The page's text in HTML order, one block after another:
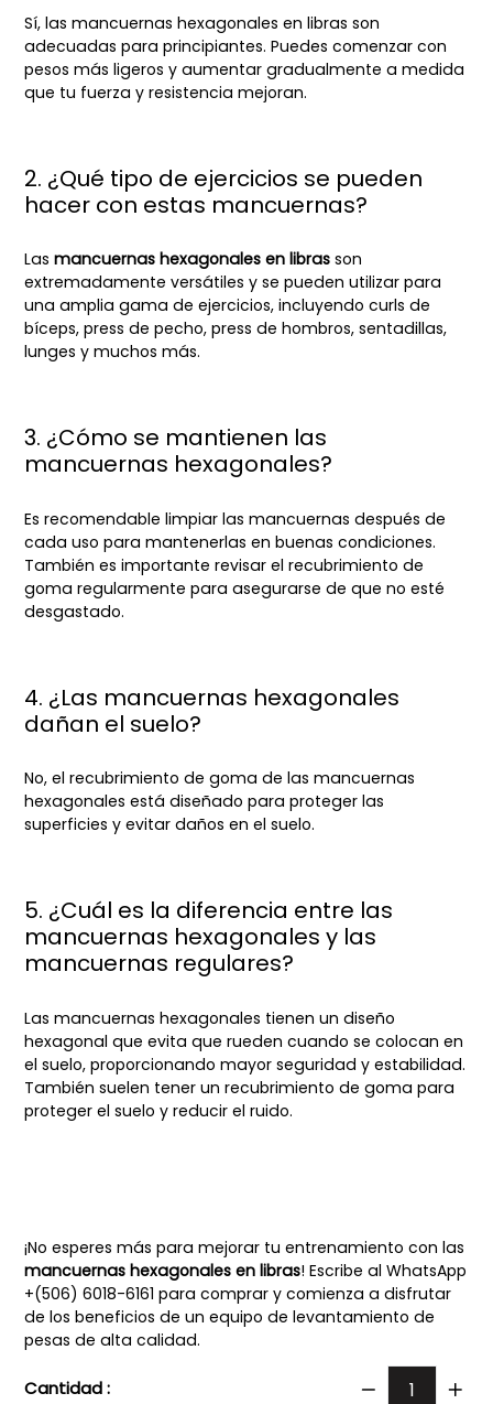
Sí, las mancuernas hexagonales en libras son
adecuadas para principiantes. Puedes comenzar con
pesos más ligeros y aumentar gradualmente a medida
que tu fuerza y resistencia mejoran.
2. ¿Qué tipo de ejercicios se pueden
hacer con estas mancuernas?
Las mancuernas hexagonales en libras son
extremadamente versátiles y se pueden utilizar para
una amplia gama de ejercicios, incluyendo curls de
bíceps, press de pecho, press de hombros, sentadillas,
lunges y muchos más.
3. ¿Cómo se mantienen las
mancuernas hexagonales?
Es recomendable limpiar las mancuernas después de
cada uso para mantenerlas en buenas condiciones.
También es importante revisar el recubrimiento de
goma regularmente para asegurarse de que no esté
desgastado.
4. ¿Las mancuernas hexagonales
dañan el suelo?
No, el recubrimiento de goma de las mancuernas
hexagonales está diseñado para proteger las
superficies y evitar daños en el suelo.
5. ¿Cuál es la diferencia entre las
mancuernas hexagonales y las
mancuernas regulares?
Las mancuernas hexagonales tienen un diseño
hexagonal que evita que rueden cuando se colocan en
el suelo, proporcionando mayor seguridad y estabilidad.
También suelen tener un recubrimiento de goma para
proteger el suelo y reducir el ruido.
¡No esperes más para mejorar tu entrenamiento con las
mancuernas hexagonales en libras! Escribe al WhatsApp
+(506) 6018-6161 para comprar y comienza a disfrutar
de los beneficios de un equipo de levantamiento de
pesas de alta calidad.
Cantidad :